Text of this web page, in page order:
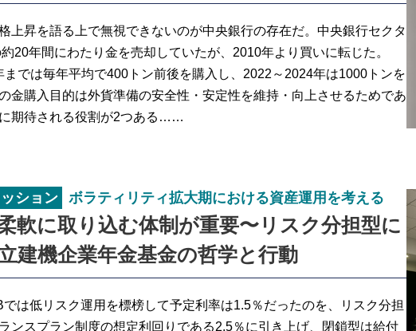
上昇を語る上で無視できないのが中央銀行の存在だ。中央銀行セクタ
20年間にわたり金を売却していたが、2010年より買いに転じた。
までは毎年平均で400トン前後を購入し、2022～2024年は1000トンを
金購入目的は外貨準備の安全性・安定性を維持・向上させるためであ
期待される役割が2つある……
ション ボラティリティ拡大期における資産運用を考える
軟に取り込む体制が重要〜リスク分担型に
建機企業年金基金の哲学と行動
では低リスク運用を標榜して予定利率は1.5％だったのを、リスク分担
ンスプラン制度の想定利回りである2.5％に引き上げ、閉鎖型は給付